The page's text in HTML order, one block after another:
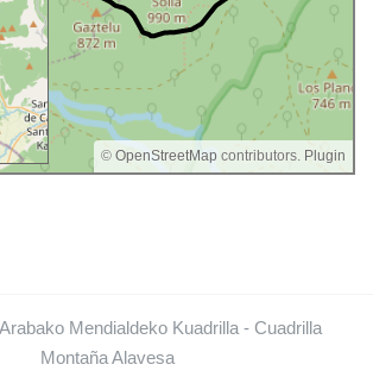
© OpenStreetMap contributors. Plugin
Mendialdeko Kuadrilla - Cuadrilla
Montaña Alavesa